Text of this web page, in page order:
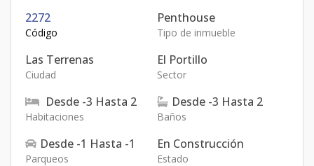
2272
Código
Penthouse
Tipo de inmueble
Las Terrenas
Ciudad
El Portillo
Sector
Desde -3 Hasta 2
Habitaciones
Desde -3 Hasta 2
Baños
Desde -1 Hasta -1
Parqueos
En Construcción
Estado